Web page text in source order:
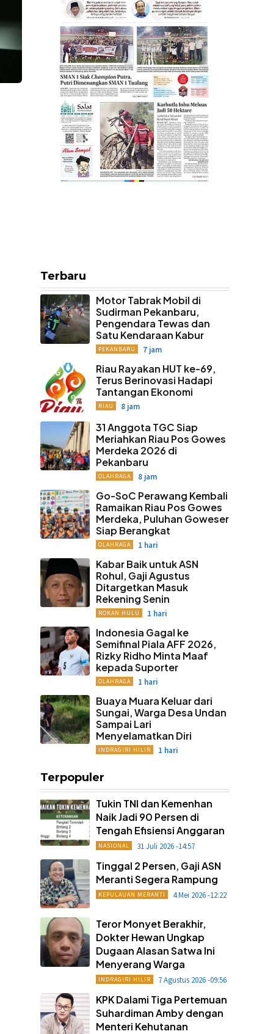
Terbaru
Motor Tabrak Mobil di
Sudirman Pekanbaru,
Pengendara Tewas dan
Satu Kendaraan Kabur
PEKANBARU 7 jam
Riau Rayakan HUT ke-69,
Terus Berinovasi Hadapi
Tantangan Ekonomi
RIAU 8 jam
31 Anggota TGC Siap
Meriahkan Riau Pos Gowes
Merdeka 2026 di
Pekanbaru
OLAHRAGA 8 jam
Go-SoC Perawang Kembali
Ramaikan Riau Pos Gowes
Merdeka, Puluhan Goweser
Siap Berangkat
OLAHRAGA 1 hari
Kabar Baik untuk ASN
Rohul, Gaji Agustus
Ditargetkan Masuk
Rekening Senin
ROKAN HULU 1 hari
Indonesia Gagal ke
Semifinal Piala AFF 2026,
Rizky Ridho Minta Maaf
kepada Suporter
OLAHRAGA 1 hari
Buaya Muara Keluar dari
Sungai, Warga Desa Undan
Sampai Lari
Menyelamatkan Diri
INDRAGIRI HILIR 1 hari
Terpopuler
Tukin TNI dan Kemenhan
Naik Jadi 90 Persen di
Tengah Efisiensi Anggaran
NASIONAL 31 Juli 2026 -14:57
Tinggal 2 Persen, Gaji ASN
Meranti Segera Rampung
KEPULAUAN MERANTI 4 Mei 2026 -12:22
Teror Monyet Berakhir,
Dokter Hewan Ungkap
Dugaan Alasan Satwa Ini
Menyerang Warga
INDRAGIRI HILIR 7 Agustus 2026 -09:56
KPK Dalami Tiga Pertemuan
Suhardiman Amby dengan
Menteri Kehutanan